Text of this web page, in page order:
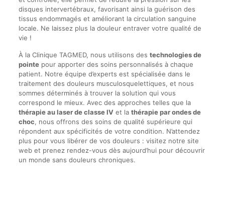
disques intervertébraux, favorisant ainsi la guérison des
tissus endommagés et améliorant la circulation sanguine
locale. Ne laissez plus la douleur entraver votre qualité de
vie !
À la Clinique TAGMED, nous utilisons des technologies de
pointepour apporter des soins personnalisés à chaque
patient. Notre équipe d’experts est spécialisée dans le
traitement des douleurs musculosquelettiques, et nous
sommes déterminés à trouver la solution qui vous
correspond le mieux. Avec des approches telles que la
thérapie au laser de classe IVet la thérapie par ondes de
choc, nous offrons des soins de qualité supérieure qui
répondent aux spécificités de votre condition. N’attendez
plus pour vous libérer de vos douleurs : visitez notre site
web et prenez rendez-vous dès aujourd’hui pour découvrir
un monde sans douleurs chroniques.